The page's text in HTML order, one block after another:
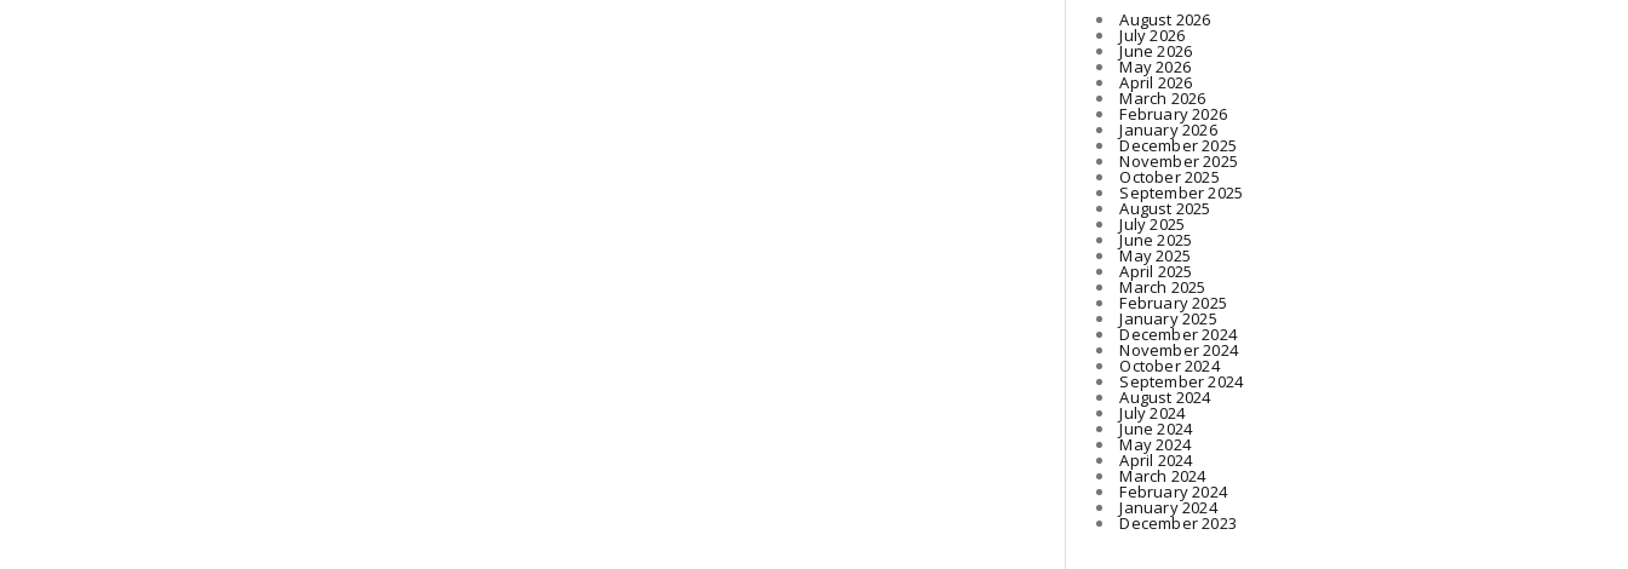
August 2026
July 2026
June 2026
May 2026
April 2026
March 2026
February 2026
January 2026
December 2025
November 2025
October 2025
September 2025
August 2025
July 2025
June 2025
May 2025
April 2025
March 2025
February 2025
January 2025
December 2024
November 2024
October 2024
September 2024
August 2024
July 2024
June 2024
May 2024
April 2024
March 2024
February 2024
January 2024
December 2023